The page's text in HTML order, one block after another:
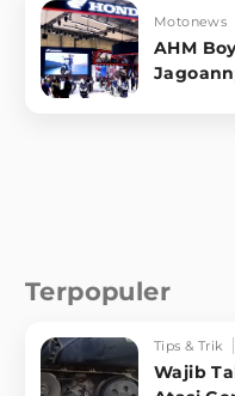
Motonews
AHM
Terpopuler
Tips & Trik
Wajib